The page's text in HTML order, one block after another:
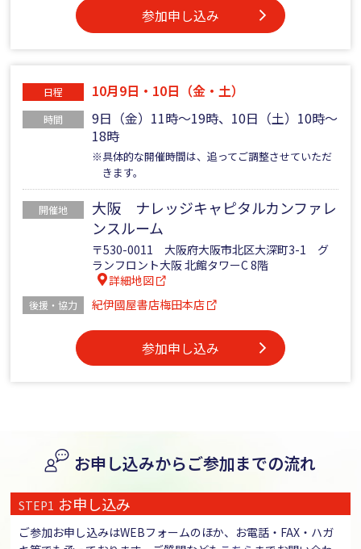
参加申し込み
日程 10月9日・10日（金・土）
時間
9日（金）11時～19時、10日（土）10時～
18時
※具体的な開催時間は、追ってご調整させていただ
きます。
開催地
大阪 ナレッジキャピタルカンファレ
ンスルーム
〒530-0011 大阪府大阪市北区大深町3-1 グ
ランフロント大阪 北館タワーC 8階
詳細地図
後援・協力 紀伊國屋書店梅田本店
参加申し込み
お申し込みからご参加までの流れ
STEP1 お申し込み
ご参加お申し込みはWEBフォームのほか、お電話・FAX・ハガ